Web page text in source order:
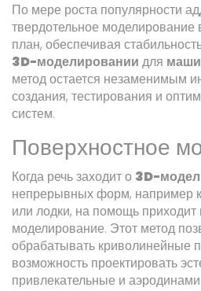
По мере роста популярности
твердотельное
план, обеспечивая
3D-моделировании для
метод остается незаменимым
создания, тестирования и
систем.
Поверхностное
Когда речь заходит о 3D-
непрерывных форм, например
или лодки, на помощь приходит
моделирование. Этот метод
обрабатывать криволинейные
возможность проектировать
привлекательные и